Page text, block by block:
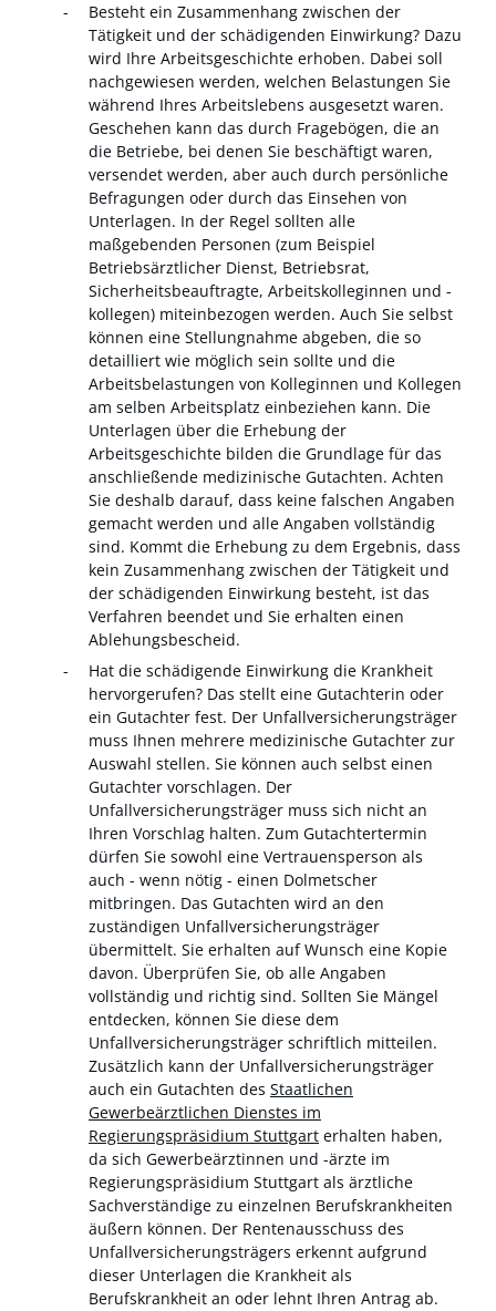
Besteht ein Zusammenhang zwischen der
Tätigkeit und der schädigenden Einwirkung? Dazu
wird Ihre Arbeitsgeschichte erhoben. Dabei soll
nachgewiesen werden, welchen Belastungen Sie
während Ihres Arbeitslebens ausgesetzt waren.
Geschehen kann das durch Fragebögen, die an
die Betriebe, bei denen Sie beschäftigt waren,
versendet werden, aber auch durch persönliche
Befragungen oder durch das Einsehen von
Unterlagen. In der Regel sollten alle
maßgebenden Personen (zum Beispiel
Betriebsärztlicher Dienst, Betriebsrat,
Sicherheitsbeauftragte, Arbeitskolleginnen und -
kollegen) miteinbezogen werden. Auch Sie selbst
können eine Stellungnahme abgeben, die so
detailliert wie möglich sein sollte und die
Arbeitsbelastungen von Kolleginnen und Kollegen
am selben Arbeitsplatz einbeziehen kann. Die
Unterlagen über die Erhebung der
Arbeitsgeschichte bilden die Grundlage für das
anschließende medizinische Gutachten. Achten
Sie deshalb darauf, dass keine falschen Angaben
gemacht werden und alle Angaben vollständig
sind. Kommt die Erhebung zu dem Ergebnis, dass
kein Zusammenhang zwischen der Tätigkeit und
der schädigenden Einwirkung besteht, ist das
Verfahren beendet und Sie erhalten einen
Ablehungsbescheid.
Hat die schädigende Einwirkung die Krankheit
hervorgerufen? Das stellt eine Gutachterin oder
ein Gutachter fest. Der Unfallversicherungsträger
muss Ihnen mehrere medizinische Gutachter zur
Auswahl stellen. Sie können auch selbst einen
Gutachter vorschlagen. Der
Unfallversicherungsträger muss sich nicht an
Ihren Vorschlag halten. Zum Gutachtertermin
dürfen Sie sowohl eine Vertrauensperson als
auch - wenn nötig - einen Dolmetscher
mitbringen. Das Gutachten wird an den
zuständigen Unfallversicherungsträger
übermittelt. Sie erhalten auf Wunsch eine Kopie
davon. Überprüfen Sie, ob alle Angaben
vollständig und richtig sind. Sollten Sie Mängel
entdecken, können Sie diese dem
Unfallversicherungsträger schriftlich mitteilen.
Zusätzlich kann der Unfallversicherungsträger
auch ein Gutachten des Staatlichen
Gewerbeärztlichen Dienstes im
Regierungspräsidium Stuttgart erhalten haben,
da sich Gewerbeärztinnen und -ärzte im
Regierungspräsidium Stuttgart als ärztliche
Sachverständige zu einzelnen Berufskrankheiten
äußern können. Der Rentenausschuss des
Unfallversicherungsträgers erkennt aufgrund
dieser Unterlagen die Krankheit als
Berufskrankheit an oder lehnt Ihren Antrag ab.